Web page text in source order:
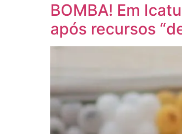
BOMBA! Em
após recursos